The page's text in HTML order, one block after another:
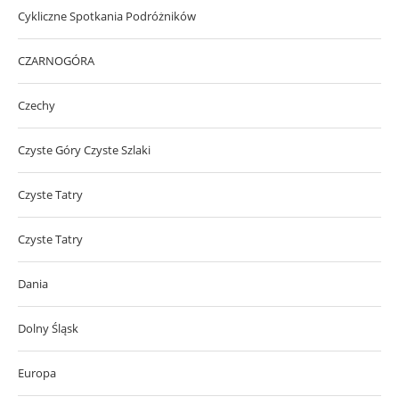
Cykliczne Spotkania Podróżników
CZARNOGÓRA
Czechy
Czyste Góry Czyste Szlaki
Czyste Tatry
Czyste Tatry
Dania
Dolny Śląsk
Europa